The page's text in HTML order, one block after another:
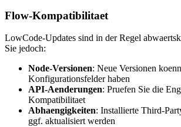
Flow-Kompatibilitaet
LowCode-Updates sind in der Regel
Sie jedoch:
Node-Versionen: Neue Versionen
Konfigurationsfelder haben
API-Aenderungen: Pruefen Sie die
Kompatibilitaet
Abhaengigkeiten: Installierte Third-
ggf. aktualisiert werden